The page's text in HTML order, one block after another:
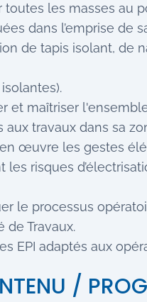
toutes les masses au
dans l’emprise de
de tapis isolant, de
et maîtriser
aux travaux dans sa
œuvre les gestes
les risques
le processus
de Travaux.
EPI adaptés aux
/